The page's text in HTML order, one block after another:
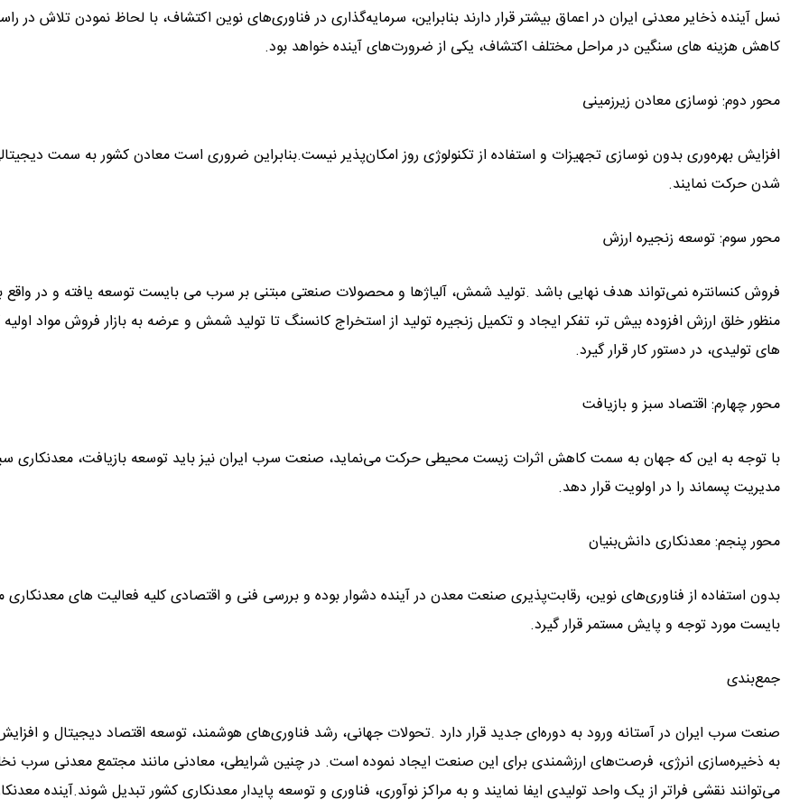
نسل آینده ذخایر معدنی ایران در اعماق بیشتر قرار دارند بنابراین، سرمایه‌گذاری در فناوری‌های نوین اکتشاف، با لحاظ نمودن تلاش در
کاهش هزینه های سنگین در مراحل مختلف اکتشاف، یکی از ضرورت‌های آینده خواهد بود.
محور دوم: نوسازی معادن زیرزمینی
افزایش بهره‌وری بدون نوسازی تجهیزات و استفاده از تکنولوژی روز امکان‌پذیر نیست.بنابراین ضروری است معادن کشور به سمت
شدن حرکت نمایند.
محور سوم: توسعه زنجیره ارزش
فروش کنسانتره نمی‌تواند هدف نهایی باشد .تولید شمش، آلیاژها و محصولات صنعتی مبتنی بر سرب می بایست توسعه یافته و در واقع
منظور خلق ارزش افزوده بیش تر، تفکر ایجاد و تکمیل زنجیره تولید از استخراج کانسنگ تا تولید شمش و عرضه به بازار فروش مواد اولیه
های تولیدی، در دستور کار قرار گیرد.
محور چهارم: اقتصاد سبز و بازیافت
با توجه به این که جهان به سمت کاهش اثرات زیست‌ محیطی حرکت می‌نماید، صنعت سرب ایران نیز باید توسعه بازیافت، معدنکاری
مدیریت پسماند را در اولویت قرار دهد.
محور پنجم: معدنکاری دانش‌بنیان
بدون استفاده از فناوری‌های نوین، رقابت‌پذیری صنعت معدن در آینده دشوار بوده و بررسی فنی و اقتصادی کلیه فعالیت های معدنکاری
بایست مورد توجه و پایش مستمر قرار گیرد.
جمع‌بندی
صنعت سرب ایران در آستانه ورود به دوره‌ای جدید قرار دارد .تحولات جهانی، رشد فناوری‌های هوشمند، توسعه اقتصاد دیجیتال و
به ذخیره‌سازی انرژی، فرصت‌های ارزشمندی برای این صنعت ایجاد نموده است. در چنین شرایطی، معادنی مانند مجتمع معدنی سرب
می‌توانند نقشی فراتر از یک واحد تولیدی ایفا نمایند و به مراکز نوآوری، فناوری و توسعه پایدار معدنکاری کشور تبدیل شوند.آینده